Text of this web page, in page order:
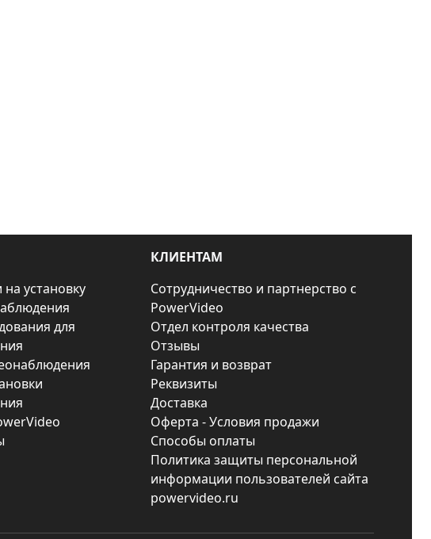
установку
для
КЛИЕНТАМ
Сотрудничество и партнерство с
PowerVideo
Отдел контроля качества
Отзывы
Гарантия и возврат
Реквизиты
Доставка
Оферта - Условия продажи
Способы оплаты
Политика защиты персональной
информации пользователей сайта
powervideo.ru